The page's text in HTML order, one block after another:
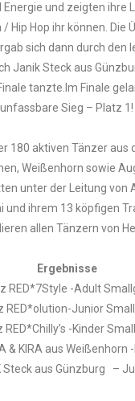
Energie und zeigten ihre
/ Hip Hop ihr können. Die
sich dann durch den
Janik Steck aus
tanzte.Im Finale
unfassbare Sieg – Platz 1!
180 aktiven Tänzer aus
Weißenhorn sowie
unter der Leitung von
und ihrem 13 köpfigen
allen Tänzern von
Ergebnisse
RED*7Style -Adult
RED*olution-Junior
RED*Chilly’s -Kinder
& KIRA aus Weißenhorn
Steck aus Günzburg –